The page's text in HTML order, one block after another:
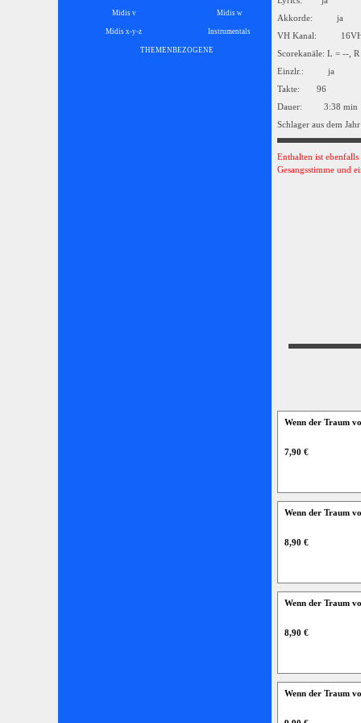
Midis v Midis w
Midis x-y-z Instrumentals
THEMENBEZOGENE ▼
Akkorde: ja
VH Kanal:
Scorekanäle: L = --, R
Einzlr.: ja
Takte: 96
Dauer: 3:38 min
Schlager aus dem
Enthalten ist
Gesangsstimme und
Wenn der Traum
7,90 €
Wenn der Traum
8,90 €
Wenn der Traum
8,90 €
Wenn der Traum